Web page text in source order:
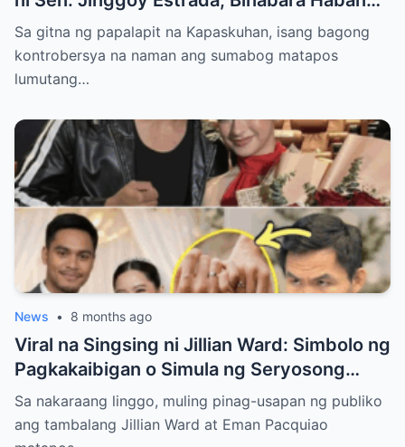
Papalapit ang Posibleng Warrant of Arrest
Sa gitna ng papalapit na Kapaskuhan, isang bagong
kontrobersya na naman ang sumabog matapos
lumutang…
News • 8 months ago
Viral na Singsing ni Jillian Ward: Simbolo ng
Pagkakaibigan o Simula ng Seryosong
Relasyon kay Eman Pacquiao?
Sa nakaraang linggo, muling pinag-usapan ng publiko
ang tambalang Jillian Ward at Eman Pacquiao